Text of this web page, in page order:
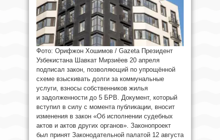
Фото: Орифжон Хошимов / Gazeta Президент
Узбекистана Шавкат Мирзиёев 20 апреля
подписал закон, позволяющий по упрощённой
схеме взыскивать долги за коммунальные
услуги, взносы собственников жилья
и задолженности до 5 БРВ. Документ, который
вступил в силу с момента публикации, вносит
изменения в закон «Об исполнении судебных
актов и актов других органов». Законопроект
был принят Законодательной палатой 12 августа